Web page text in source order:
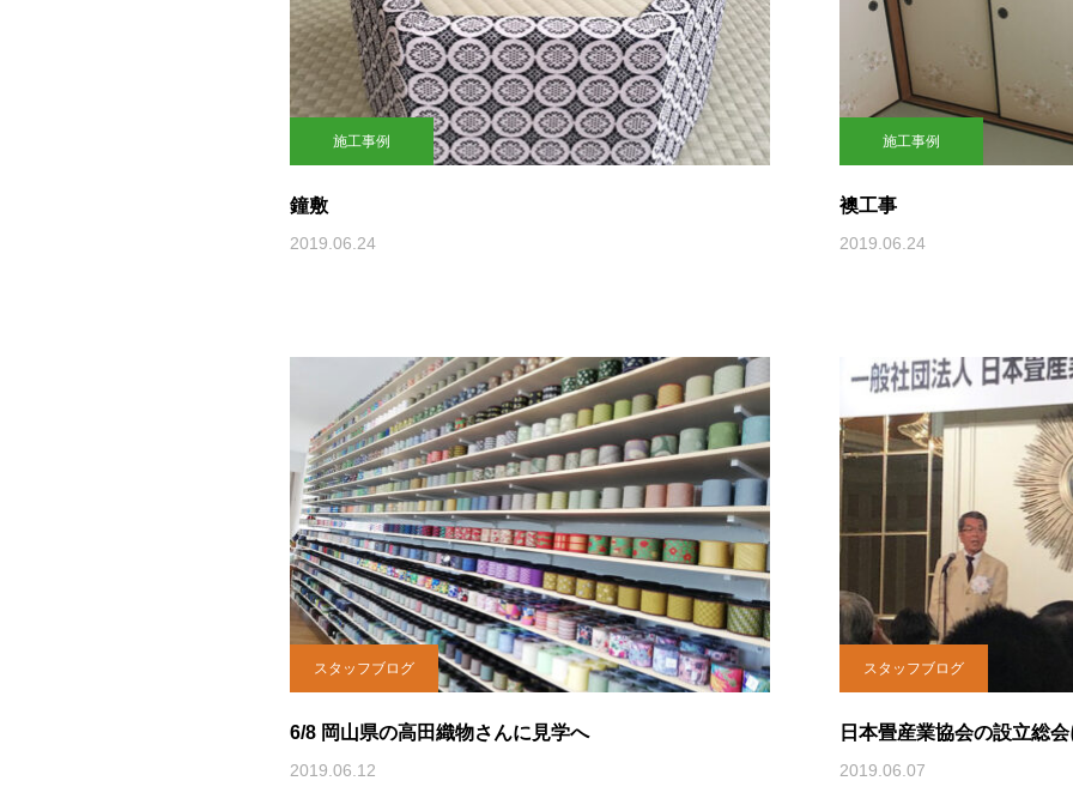
施工事例
鐘敷
2019.06.24
施工事例
襖工事
2019.06.24
スタッフブログ
6/8 岡山県の高田織物さんに見学へ
2019.06.12
スタッフブログ
日本畳産業協会の設立総
2019.06.07